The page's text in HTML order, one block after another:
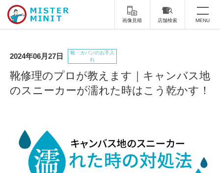
画像見積 店舗検索 MENU
ミスターミニットについて
修理サービス・料金
スニーカー修理
カバンの修理 時計修理・電池交換
2024年06月27日
靴・カバンのお手入
れ
靴修理のプロが教えます｜キャンバス地
のスニーカーが濡れた時はこう乾かす！